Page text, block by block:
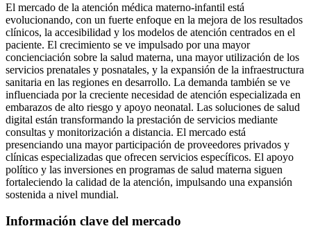
El mercado de la atención médica materno-infantil está
evolucionando, con un fuerte enfoque en la mejora de los resultados
clínicos, la accesibilidad y los modelos de atención centrados en el
paciente. El crecimiento se ve impulsado por una mayor
concienciación sobre la salud materna, una mayor utilización de los
servicios prenatales y posnatales, y la expansión de la infraestructura
sanitaria en las regiones en desarrollo. La demanda también se ve
influenciada por la creciente necesidad de atención especializada en
embarazos de alto riesgo y apoyo neonatal. Las soluciones de salud
digital están transformando la prestación de servicios mediante
consultas y monitorización a distancia. El mercado está
presenciando una mayor participación de proveedores privados y
clínicas especializadas que ofrecen servicios específicos. El apoyo
político y las inversiones en programas de salud materna siguen
fortaleciendo la calidad de la atención, impulsando una expansión
sostenida a nivel mundial.
Información clave del mercado